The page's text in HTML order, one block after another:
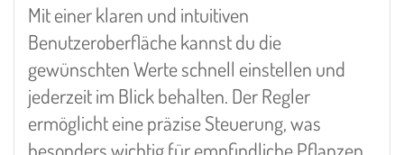
Mit einer klaren und intuitiven
Benutzeroberfläche kannst du die
gewünschten Werte schnell einstellen und
jederzeit im Blick behalten. Der Regler
ermöglicht eine präzise Steuerung, was
besonders wichtig für empfindliche Pflanzen